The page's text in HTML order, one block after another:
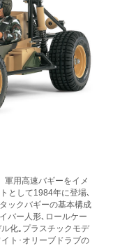
軍用高速バギーをイメ
として1984年に登場､
ックバギーの基本構成
バー人形､ロールケー
化｡プラスチックモデ
ト･オリーブドラブの